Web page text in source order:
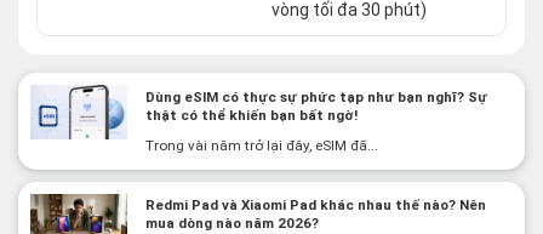
vòng tối đa 30 phút)
Dùng eSIM có thực sự phức tạp như bạn nghĩ? Sự
thật có thể khiến bạn bất ngờ!
Trong vài năm trở lại đây, eSIM đã...
Redmi Pad và Xiaomi Pad khác nhau thế nào? Nên
mua dòng nào năm 2026?